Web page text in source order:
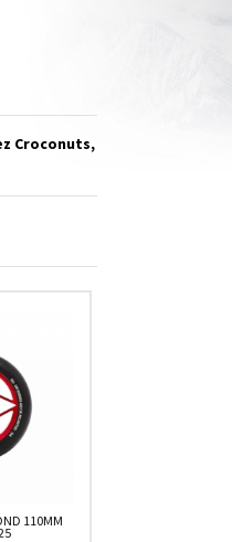
Croconuts,
110MM